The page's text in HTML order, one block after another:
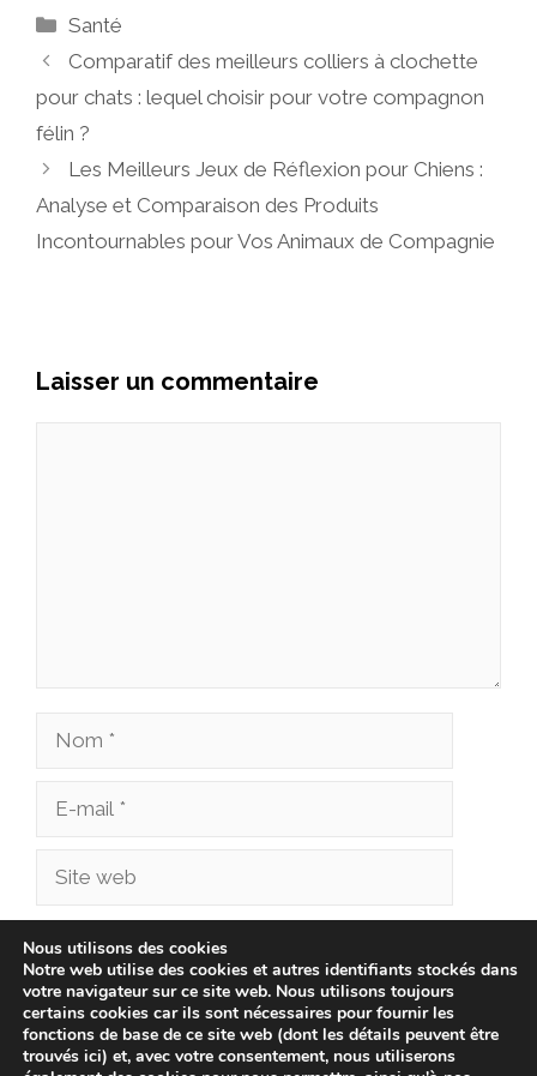
Catégories
Santé
Comparatif des meilleurs colliers à clochette
pour chats : lequel choisir pour votre compagnon
félin ?
Les Meilleurs Jeux de Réflexion pour Chiens :
Analyse et Comparaison des Produits
Incontournables pour Vos Animaux de Compagnie
Laisser un commentaire
Nom
Site
Enregistrer mon nom, mon e-mail et mon site
dans le navigateur pour mon prochain
commentaire.
Nous utilisons des cookies
Notre web utilise des cookies et autres identifiants stockés dans
votre navigateur sur ce site web. Nous utilisons toujours
certains cookies car ils sont nécessaires pour fournir les
fonctions de base de ce site web (dont les détails peuvent être
trouvés ici) et, avec votre consentement, nous utiliserons